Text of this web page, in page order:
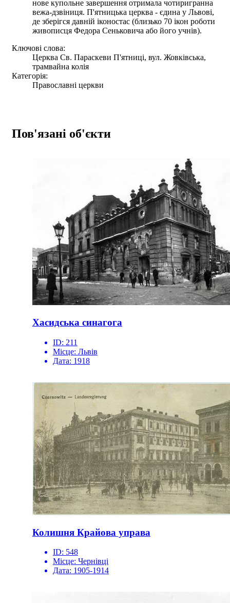
нове купольне завершення отримала чотиригранна
вежа-дзвіниця. П'ятницька церква - єдина у Львові,
де зберігся давній іконостас (близько 70 ікон роботи
живописця Федора Сеньковича або його учнів).
Ключові слова:
Церква Св. Параскеви П'ятниці, вул. Жовківська,
трамвайна колія
Категорія:
Православні церкви
Пов'язані об'єкти
Хасидська синагога
ID: 211
Місце: Львів
Дата: 1918
Колишня Крайова управа
ID: 548
Місце: Чернівці
Дата: 1905-1914